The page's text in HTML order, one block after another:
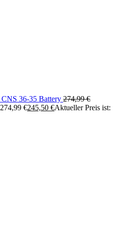
36-35 Battery 274,99€
€245,50 €Aktueller Preis ist: